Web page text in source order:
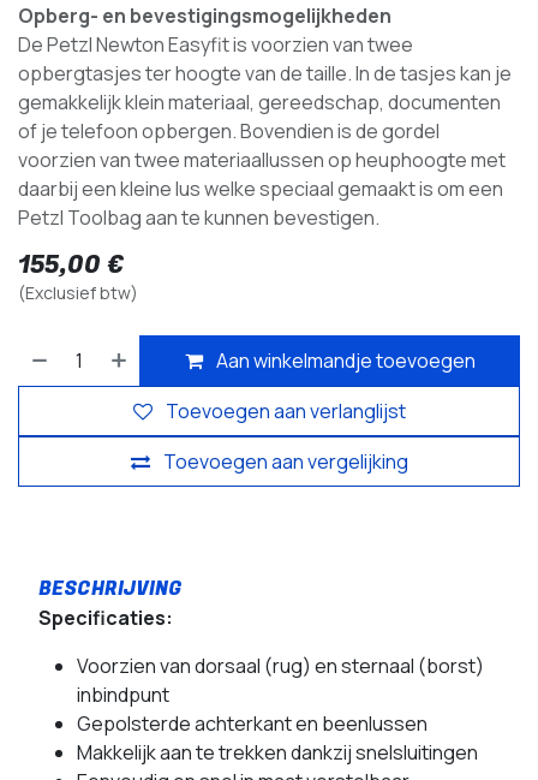
Opberg- en bevestigingsmogelijkheden
De Petzl Newton Easyfit is voorzien van twee
opbergtasjes ter hoogte van de taille. In de tasjes kan je
gemakkelijk klein materiaal, gereedschap, documenten
of je telefoon opbergen. Bovendien is de gordel
voorzien van twee materiaallussen op heuphoogte met
daarbij een kleine lus welke speciaal gemaakt is om een
Petzl Toolbag aan te kunnen bevestigen.
155,00 €
(Exclusief btw)
Aan winkelmandje toevoegen
Toevoegen aan vergelijking
Toevoegen aan verlanglijst
Specificaties:
Voorzien van dorsaal (rug) en sternaal (borst)
inbindpunt
Gepolsterde achterkant en beenlussen
Makkelijk aan te trekken dankzij snelsluitingen